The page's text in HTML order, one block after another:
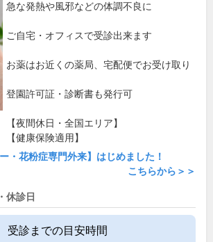
急な発熱や風邪などの体調不良に
ご自宅・オフィスで受診出来ます
お薬はお近くの薬局、宅配便でお受け取り
登園許可証・診断書も発行可
【夜間休日・全国エリア】
【健康保険適用】
ー・花粉症専門外来】はじめました！
こちらから＞＞
休診日
受診までの目安時間